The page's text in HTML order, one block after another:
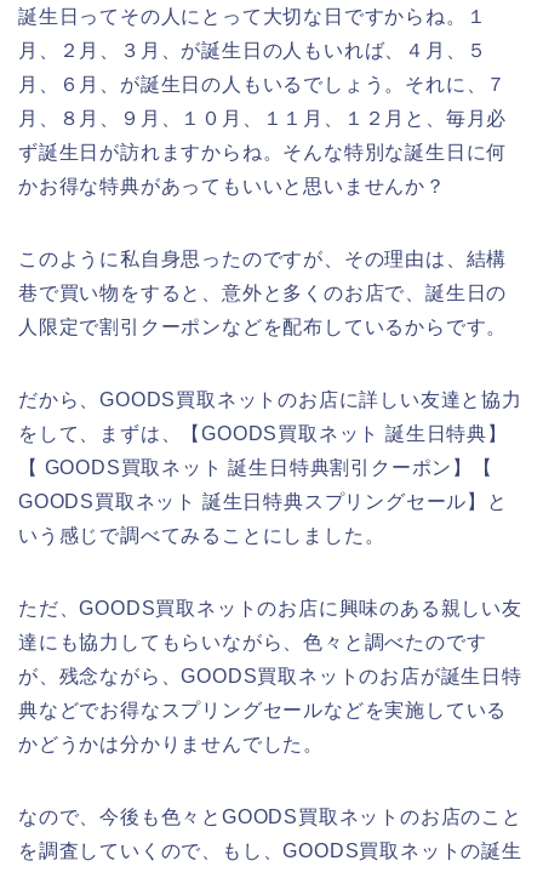
誕生日ってその人にとって大切な日ですからね。１
月、２月、３月、が誕生日の人もいれば、４月、５
月、６月、が誕生日の人もいるでしょう。それに、７
月、８月、９月、１０月、１１月、１２月と、毎月必
ず誕生日が訪れますからね。そんな特別な誕生日に何
かお得な特典があってもいいと思いませんか？
このように私自身思ったのですが、その理由は、結構
巷で買い物をすると、意外と多くのお店で、誕生日の
人限定で割引クーポンなどを配布しているからです。
だから、GOODS買取ネットのお店に詳しい友達と協力
をして、まずは、【GOODS買取ネット 誕生日特典】
【 GOODS買取ネット 誕生日特典割引クーポン】【
GOODS買取ネット 誕生日特典スプリングセール】と
いう感じで調べてみることにしました。
ただ、GOODS買取ネットのお店に興味のある親しい友
達にも協力してもらいながら、色々と調べたのです
が、残念ながら、GOODS買取ネットのお店が誕生日特
典などでお得なスプリングセールなどを実施している
かどうかは分かりませんでした。
なので、今後も色々とGOODS買取ネットのお店のこと
を調査していくので、もし、GOODS買取ネットの誕生